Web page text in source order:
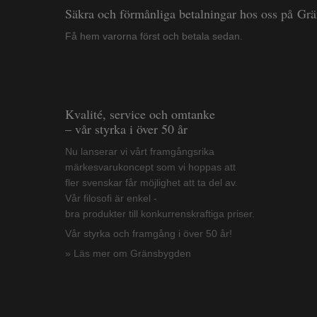
Säkra och förmånliga betalningar hos oss på
Få hem varorna först och betala sedan.
Kvalité, service och omtanke
– vår styrka i över 50 år
Nu lanserar vi vårt framgångsrika
märkesvarukoncept som vi hoppas att
fler svenskar får möjlighet att ta del av.
Vår filosofi är enkel -
bra produkter till konkurrenskraftiga priser.
Vår styrka och framgång i över 50 år!
» Läs mer om Gränsbygden